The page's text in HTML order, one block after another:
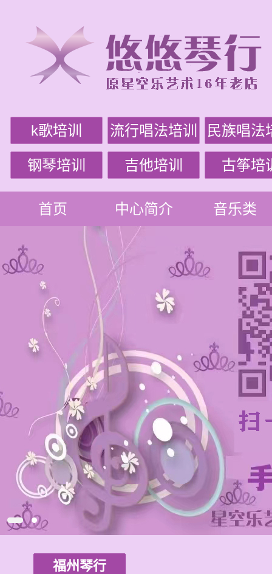
k歌培训 流行唱法培训 民族唱法
钢琴培训 吉他培训 古筝培
首页 中心简介 音乐类
福州琴行